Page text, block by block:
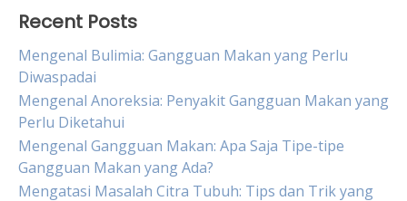
Recent Posts
Mengenal Bulimia: Gangguan Makan yang Perlu
Diwaspadai
Mengenal Anoreksia: Penyakit Gangguan Makan yang
Perlu Diketahui
Mengenal Gangguan Makan: Apa Saja Tipe-tipe
Gangguan Makan yang Ada?
Mengatasi Masalah Citra Tubuh: Tips dan Trik yang